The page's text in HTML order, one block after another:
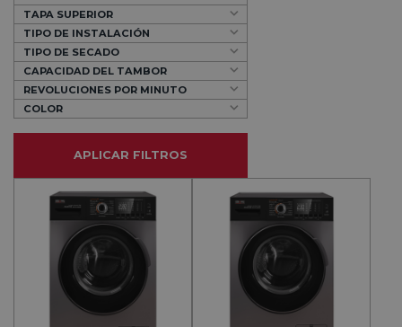
TAPA SUPERIOR
TIPO DE INSTALACIÓN
TIPO DE SECADO
CAPACIDAD DEL TAMBOR
REVOLUCIONES POR MINUTO
COLOR
APLICAR FILTROS